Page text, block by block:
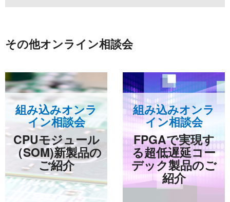
委託の有無
保有個人データの開示等および問合わせ窓口について
用目的の通知、開示、内容の訂正、追加または削除、利用の停
止、消去および 第三者への提供の停止（「開示等」といいま
す。）に応じます。
開示等のご請求は、下記お問い合わせ先窓口へご連絡願いま
す。
情報提供の任意性及び情報を与えなかった場合に本人に生じる
結果
情報提供は任意ですが、情報を提供しなかった場合、情報の項
その他オンライン相談会
組み込みオンラ
イン相談会
CPUモジュール
（SOM)新製品の
ご紹介
組み込みオンラ
イン相談会
FPGAで実現す
る超低遅延コー
デック製品のご
紹介